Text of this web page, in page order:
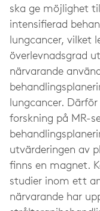
ska ge möjlighet
intensifierad
lungcancer, vilket
överlevnadsgrad
närvarande
lungcancer.
forskning på MR-
utvärderingen av
finns en magnet.
studier inom ett
närvarande har